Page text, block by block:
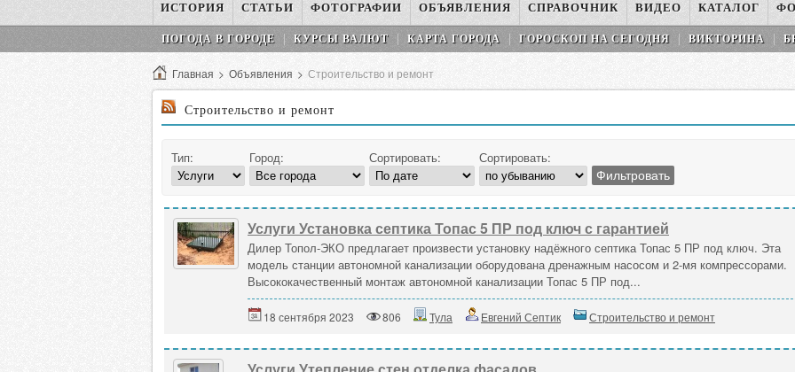
ИСТОРИЯ СТАТЬИ ФОТОГРАФИИ ОБЪЯВЛЕНИЯ СПРАВОЧНИК ВИДЕО КАТАЛОГ
ПОГОДА В ГОРОДЕ КУРСЫ ВАЛЮТ КАРТА ГОРОДА ГОРОСКОП НA СEГОДНЯ ВИКТОРИНА
Главная > Объявления > Строительство и ремонт
Строительство и ремонт
Тип: Город: Сортировать: Сортировать:
Услуги Установка септика Топас 5 ПР под ключ с гарантией
Дилер Топол-ЭКО предлагает произвести установку надёжного септика Топас 5 ПР под ключ. Эта
модель станции автономной канализации оборудована дренажным насосом и 2-мя компрессорами.
Высококачественный монтаж автономной канализации Топас 5 ПР под...
18 сентября 2023 806 Тула Евгений Септик Строительство и ремонт